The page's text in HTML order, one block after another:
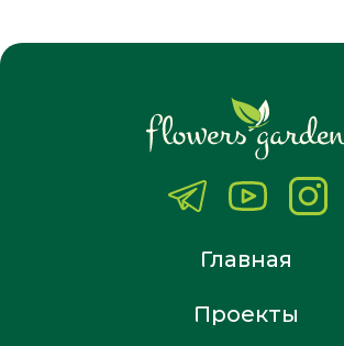
Главная
Проекты